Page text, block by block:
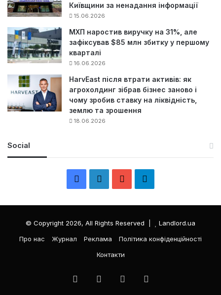
Київщини за ненадання інформації
15.06.2026
МХП наростив виручку на 31%, але
зафіксував $85 млн збитку у першому
кварталі
16.06.2026
HarvEast після втрати активів: як
агрохолдинг зібрав бізнес заново і
чому зробив ставку на ліквідність,
землю та зрошення
18.06.2026
Social
e
k
e
T
л
е
р
© Copyright 2026, All Rights Reserved |
Landlord.ua
Про нас
Журнал Реклама
Політика конфіденційності
Контакти
FacebookLinkedInYouTube